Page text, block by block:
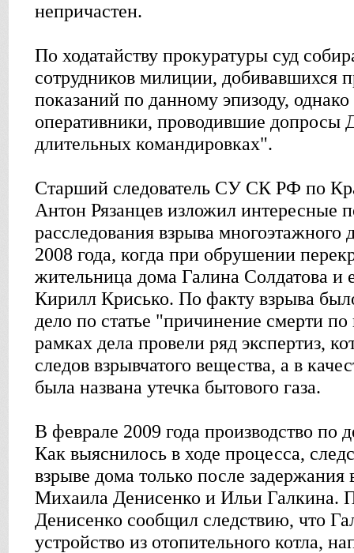
непричастен.
По ходатайству прокуратуры суд
сотрудников милиции, добивавшихся
показаний по данному эпизоду, однако
оперативники, проводившие допросы
длительных командировках".
Старший следователь СУ СК РФ по
Антон Рязанцев изложил интересные
расследования взрыва
2008 года, когда при обрушении
жительница дома Галина Солдатова и
Кирилл Крисько. По факту взрыва
дело по статье "причинение смерти
рамках дела провели ряд экспертиз,
следов взрывчатого вещества, а в
была названа утечка бытового газа.
В феврале 2009 года производство по
Как выяснилось в ходе процесса,
взрыве дома только после задержания
Михаила Денисенко и Ильи Галкина.
Денисенко сообщил следствию, что
устройство из отопительного котла,